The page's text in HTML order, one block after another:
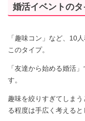
婚活イベントの
「趣味コン」など、10
このタイプ。
「友達から始める婚活
す。
趣味を絞りすぎてしま
る程度は手広く考えると